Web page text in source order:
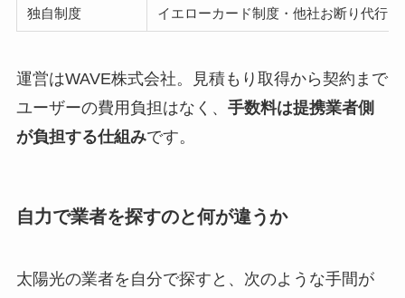
独自制度 イエローカード制度・他社お断り代行
運営はWAVE株式会社。見積もり取得から契約まで
ユーザーの費用負担はなく、 手数料は提携業者側
が負担する仕組みです。
自力で業者を探すのと何が違うか
太陽光の業者を自分で探すと、次のような手間が